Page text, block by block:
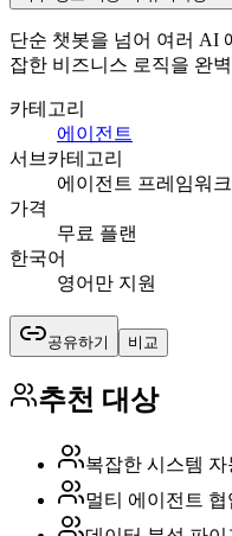
단순 챗봇을 넘어 여러 AI
잡한 비즈니스 로직을 완
카테고리
에이전트
서브카테고리
에이전트 프레임워
가격
무료 플랜
한국어
영어만 지원
공유하기 비교
추천 대상
복잡한 시스템
멀티 에이전트